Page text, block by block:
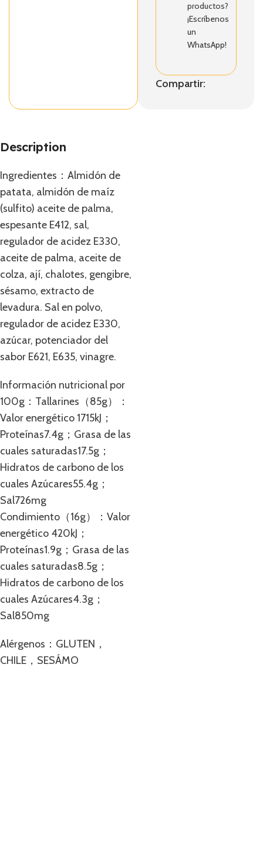
productos?
¡Escríbenos
un
WhatsApp!
Compartir:
Description
Ingredientes：Almidón de
patata, almidón de maíz
(sulfito) aceite de palma,
espesante E412, sal,
regulador de acidez E330,
aceite de palma, aceite de
colza, ají, chalotes, gengibre,
sésamo, extracto de
levadura. Sal en polvo,
regulador de acidez E330,
azúcar, potenciador del
sabor E621, E635, vinagre.
Información nutricional por
100g：Tallarines（85g）：
Valor energético 1715kJ；
Proteínas7.4g；Grasa de las
cuales saturadas17.5g；
Hidratos de carbono de los
cuales Azúcares55.4g；
Sal726mg
Condimiento（16g）：Valor
energético 420kJ；
Proteínas1.9g；Grasa de las
cuales saturadas8.5g；
Hidratos de carbono de los
cuales Azúcares4.3g；
Sal850mg
Alérgenos：GLUTEN，
CHILE，SESÁMO